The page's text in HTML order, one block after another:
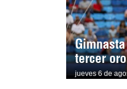
tercer
jueves 6 de